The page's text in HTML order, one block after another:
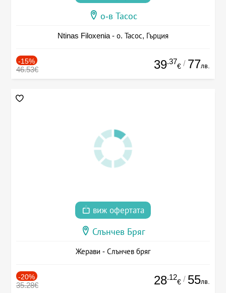
о-в Тасос
Ntinas Filoxenia - о. Тасос, Гърция
-15%
46.53€ 39.37
€ / 77лв.
виж офертата
Слънчев Бряг
Жерави - Слънчев бряг
-20%
35.28€ 28.12
€ / 55лв.